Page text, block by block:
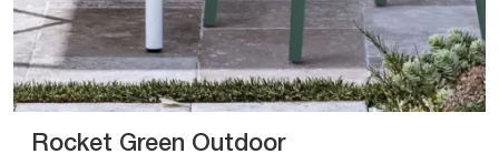
Rocket Green Outdoor